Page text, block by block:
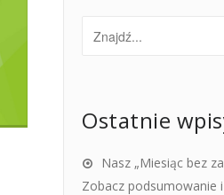
Ostatnie
Nasz „Miesiąc bez
Zobacz podsumowanie